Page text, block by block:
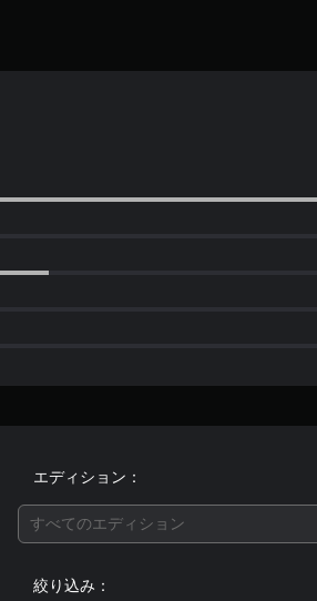
エディション：
すべてのエディション
絞り込み：